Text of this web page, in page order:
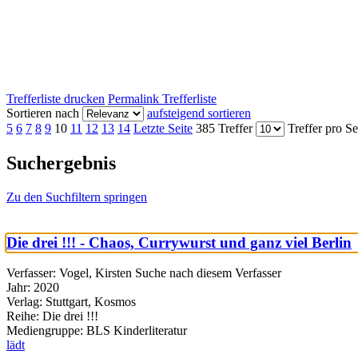
Trefferliste drucken Permalink Trefferliste
Sortieren nach
aufsteigend sortieren
5 6 7 8 9 10 11 12 13 14 Letzte Seite 385 Treffer Treffer pro
Suchergebnis
Zu den Suchfiltern springen
Die drei !!! - Chaos, Currywurst und ganz viel Berlin
Verfasser: Vogel, Kirsten Suche nach diesem Verfasser
Jahr: 2020
Verlag: Stuttgart, Kosmos
Reihe: Die drei !!!
Mediengruppe: BLS Kinderliteratur
lädt